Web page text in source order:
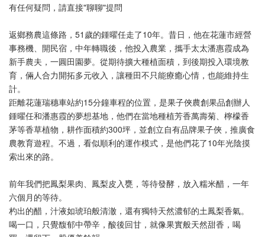
有任何疑問，請直接"聊聊"提問
返鄉務農這條路，51歲的鍾曜任走了10年。昔日，他在花蓮市經營
事務機、開民宿，中年轉職後，他投入農業，攜手太太潘惠霞成為
新手農夫，一圓田園夢。從期待擴大種植面積，到後期投入環境教
育，倆人合力開拓多元收入，讓種田不只能療癒心情，也能維持生
計。
距離花蓮瑞穗車站約15分鐘車程的位置，是果子俠農創果品創辦人
鍾曜任和潘惠霞的夢想基地，他們在當地種植芳香萬壽菊、檸檬香
茅等香草植物，耕作面積約300坪，並創立自有品牌果子俠，推廣食
農教育遊程。不過，看似順利的運作模式，是他們花了10年光陰摸
索出來的路。
前年我們把鳳梨果肉、鳳梨皮入甕，等待發酵，放入糯米醋，一年
六個月的等待。
杓出的醋，汁液如琥珀般清澈，還有獨特天然濃郁的土鳳梨香氣。
喝一口，只覺馥郁中帶辛，酸後回甘，就像果實般天然甜香，喝